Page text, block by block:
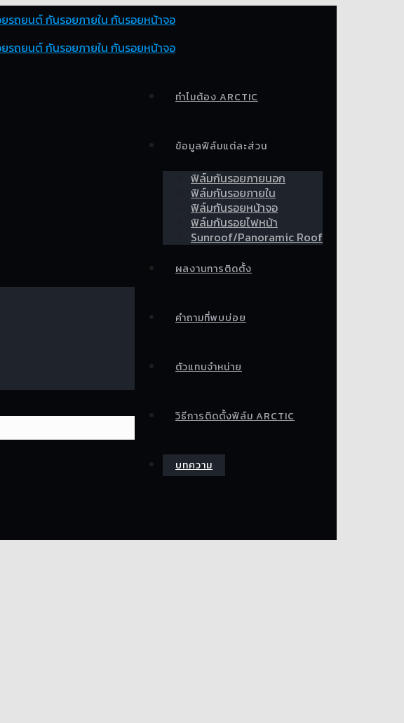
ทำไมต้อง ARCTIC
ข้อมูลฟิล์มแต่ละส่วน
ฟิล์มกันรอยภายนอก
ฟิล์มกันรอยภายใน
ฟิล์มกันรอยหน้าจอ
ฟิล์มกันรอยไฟหน้า
Sunroof/Panoramic Roof
ผลงานการติดตั้ง
คำถามที่พบบ่อย
ตัวแทนจำหน่าย
วิธีการติดตั้งฟิล์ม ARCTIC
บทความ